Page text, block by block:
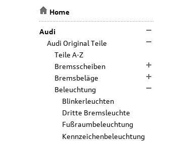
Home
Audi
Audi Original Teile
Teile A-Z
Bremsscheiben
Bremsbeläge
Beleuchtung
Blinkerleuchten
Dritte Bremsleuchte
Fußraumbeleuchtung
Kennzeichenbeleuchtung